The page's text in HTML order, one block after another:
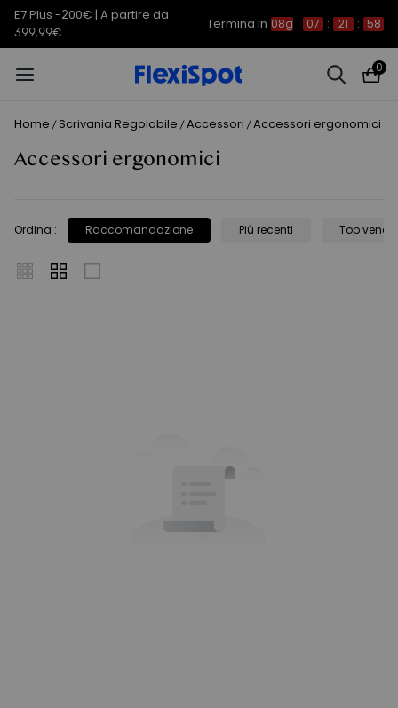
E7 Plus -200€ | A partire da
399,99€
Termina in 08g : 07 : 21 : 58
0
Home / Scrivania Regolabile /Accessori /Accessori ergonomici
Accessori ergonomici
Ordina : Raccomandazione Più recenti Top